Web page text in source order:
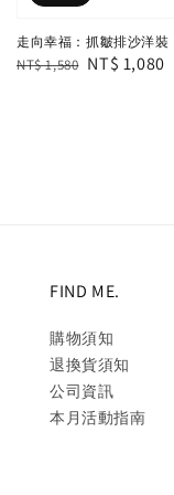
走向幸福：抓皺排沙洋裝
Regular
NT$ 1,580 Sale
NT$ 1,080
FIND ME.
購物須知
退換貨須知
公司資訊
本月活動指南